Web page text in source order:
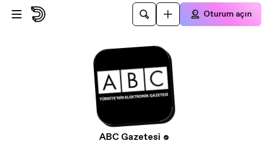
Ana içeriğe atla
Oturum açın
ABC Gazetesi